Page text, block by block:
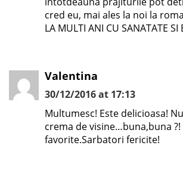
cred eu, mai ales la noi la
LA MULTI ANI CU SANATATE SI
Valentina
30/12/2016 at 17:13
Multumesc! Este delicioasa!
crema de visine…buna,buna
favorite.Sarbatori fericite!